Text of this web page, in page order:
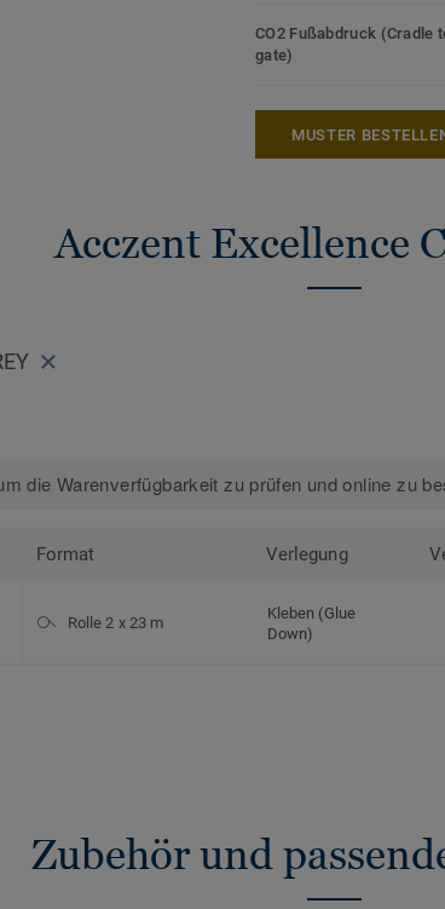
CO2 Fußabdruck (Cradle
gate)
MUSTER
Acczent Excellence
die Warenverfügbarkeit zu prüfen und online zu
Format Verlegung
Rolle 2 x 23 m
Kleben (Glue
Down)
Zubehör und